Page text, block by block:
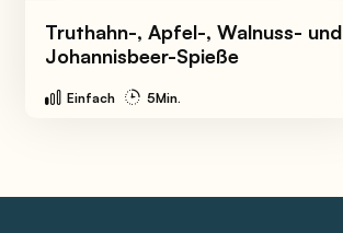
Truthahn-, Apfel-, Walnuss- und
Johannisbeer-Spieße
Einfach 5Min.